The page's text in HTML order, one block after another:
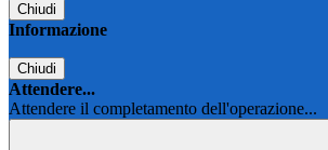
Chiudi
Informazione
Chiudi
Attendere...
Attendere il completamento dell'operazione...